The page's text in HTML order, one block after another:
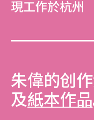
現工作於杭州
朱偉的创
及紙本作品